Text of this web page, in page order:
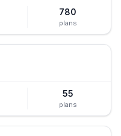
780
plans
55
plans